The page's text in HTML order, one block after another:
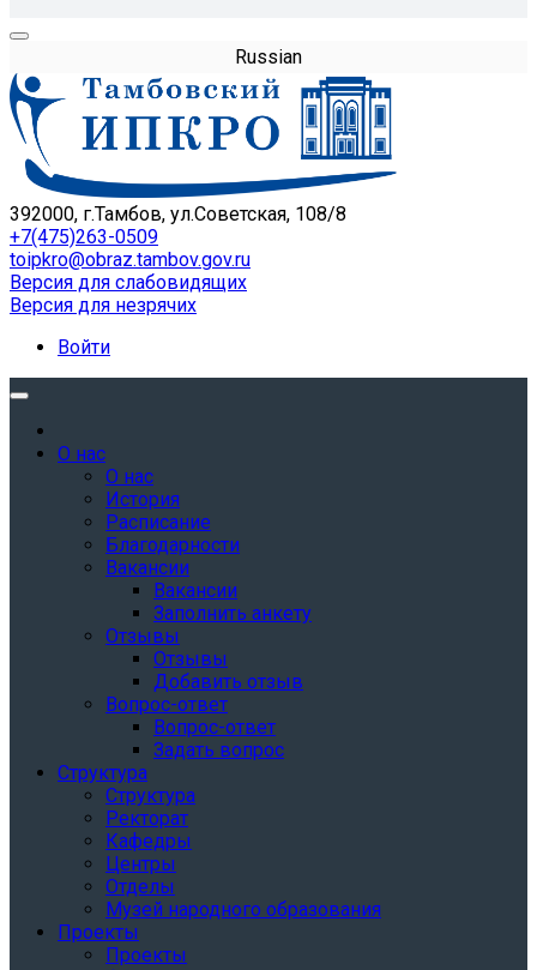
Russian
392000, г.Тамбов, ул.Советская, 108/8
+7(475)263-0509
toipkro@obraz.tambov.gov.ru
Версия для слабовидящих
Версия для незрячих
Войти
О нас
О нас
История
Расписание
Благодарности
Вакансии
Вакансии
Заполнить анкету
Отзывы
Отзывы
Добавить отзыв
Вопрос-ответ
Вопрос-ответ
Задать вопрос
Структура
Структура
Ректорат
Кафедры
Центры
Отделы
Музей народного образования
Проекты
Проекты